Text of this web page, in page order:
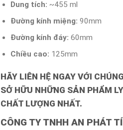
Dung tích: ~455 ml
Đường kính miệng: 90mm
Đường kính đáy: 60mm
Chiều cao: 125mm
HÃY LIÊN HỆ NGAY VỚI
SỞ HỮU NHỮNG SẢN PHẨM
CHẤT LƯỢNG NHẤT.
CÔNG TY TNHH AN PHÁT